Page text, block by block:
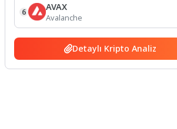
6 AVAX
Avalanche
Detaylı Kripto Analiz